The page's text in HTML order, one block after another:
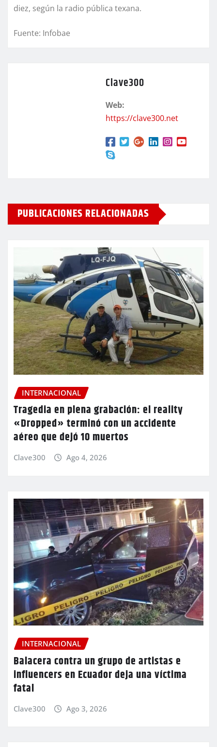
diez, según la radio pública texana.
Fuente: Infobae
Clave300
Web:
https://clave300.net
PUBLICACIONES RELACIONADAS
INTERNACIONAL
Tragedia en plena grabación: el reality
«Dropped» terminó con un accidente
aéreo que dejó 10 muertos
Clave300 Ago 4, 2026
INTERNACIONAL
Balacera contra un grupo de artistas e
influencers en Ecuador deja una víctima
fatal
Clave300 Ago 3, 2026